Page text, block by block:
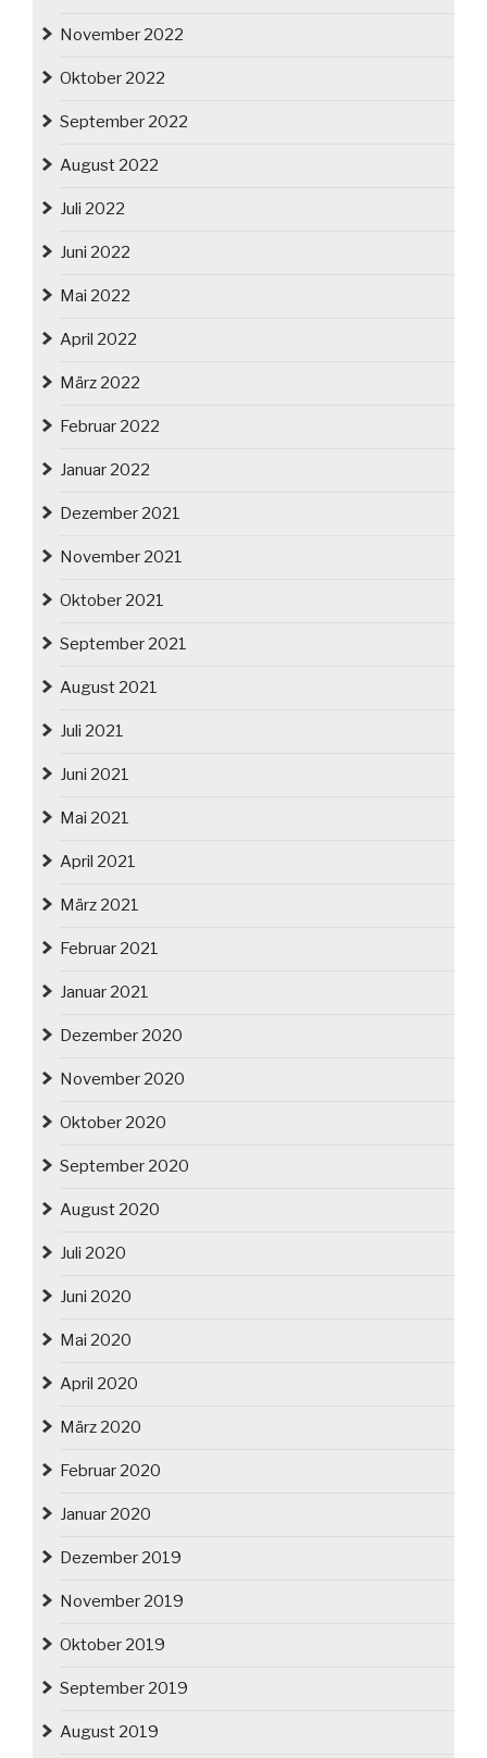
November 2022
Oktober 2022
September 2022
August 2022
Juli 2022
Juni 2022
Mai 2022
April 2022
März 2022
Februar 2022
Januar 2022
Dezember 2021
November 2021
Oktober 2021
September 2021
August 2021
Juli 2021
Juni 2021
Mai 2021
April 2021
März 2021
Februar 2021
Januar 2021
Dezember 2020
November 2020
Oktober 2020
September 2020
August 2020
Juli 2020
Juni 2020
Mai 2020
April 2020
März 2020
Februar 2020
Januar 2020
Dezember 2019
November 2019
Oktober 2019
September 2019
August 2019